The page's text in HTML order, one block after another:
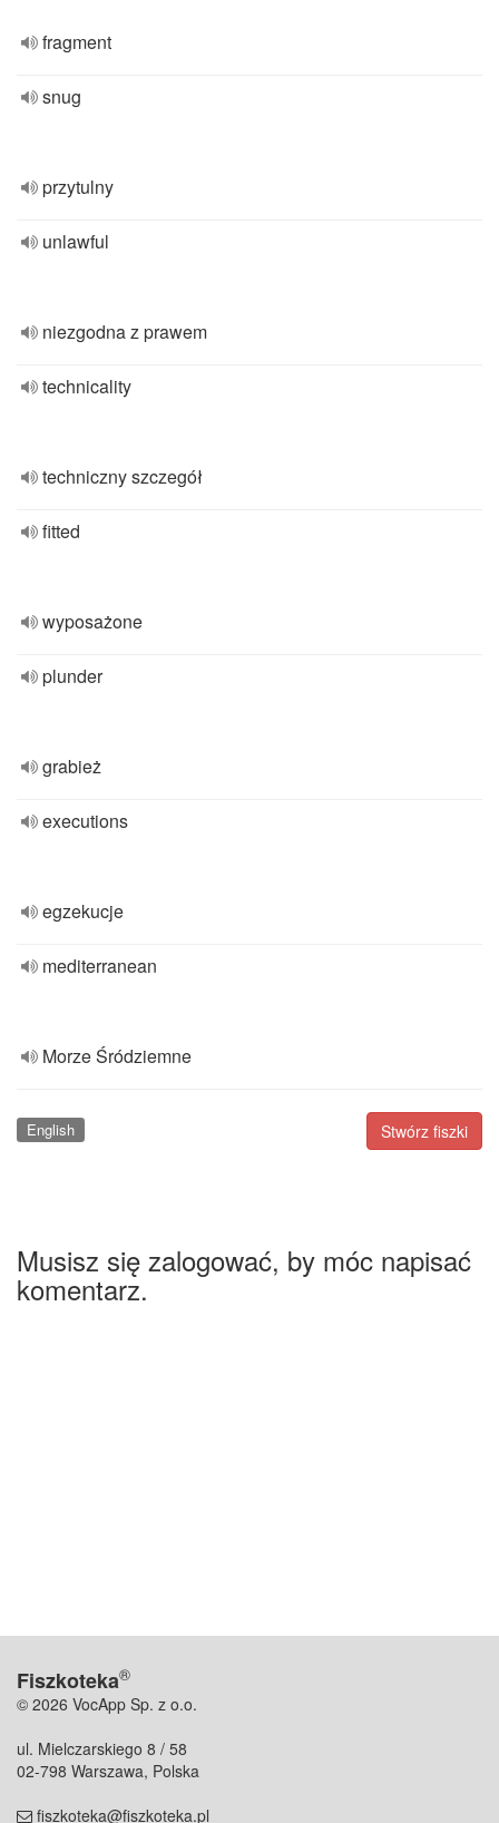
fragment
snug
przytulny
unlawful
niezgodna z prawem
technicality
techniczny szczegół
fitted
wyposażone
plunder
grabież
executions
egzekucje
mediterranean
Morze Śródziemne
Stwórz fiszki
English
Musisz się zalogować, by móc napisać
komentarz.
Fiszkoteka®
© 2026 VocApp Sp. z o.o.
ul. Mielczarskiego 8 / 58
02-798 Warszawa, Polska
fiszkoteka@fiszkoteka.pl